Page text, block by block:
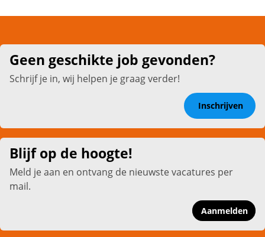
Geen geschikte job gevonden?
Schrijf je in, wij helpen je graag verder!
Inschrijven
Blijf op de hoogte!
Meld je aan en ontvang de nieuwste vacatures per
mail.
Aanmelden